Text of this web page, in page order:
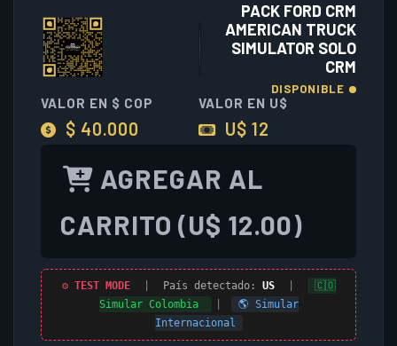
PACK FORD CRM
AMERICAN TRUCK
SIMULATOR SOLO
CRM
DISPONIBLE
VALOR EN $ COP
$ 40.000
VALOR EN U$
U$ 12
AGREGAR AL
CARRITO (U$ 12.00)
⚙ TEST MODE País detectado: US
🇨🇴
Simular Colombia
🌎 Simular
Internacional